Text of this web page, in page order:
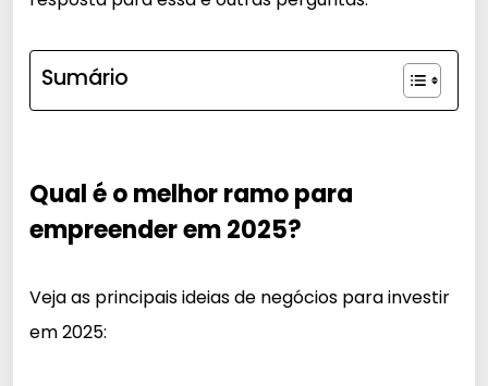
Sumário
Qual é o melhor ramo para
empreender em 2025?
Veja as principais ideias de negócios para investir
em 2025: